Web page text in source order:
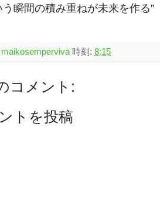
う瞬間の積み重ねが未来を作る”
maikosemperviva 時刻: 8:15
コメント:
トを投稿